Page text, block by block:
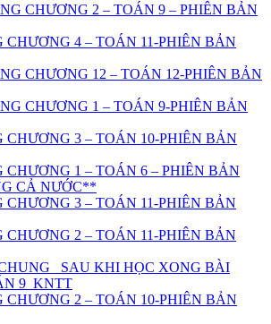
CHƯƠNG 2 – TOÁN 9 – PHIÊN BẢN
4 – TOÁN 11-PHIÊN BẢN
CHƯƠNG 12 – TOÁN 12-PHIÊN BẢN
CHƯƠNG 1 – TOÁN 9-PHIÊN BẢN
3 – TOÁN 10-PHIÊN BẢN
1 – TOÁN 6 – PHIÊN BẢN
CẢ NƯỚC**
3 – TOÁN 11-PHIÊN BẢN
2 – TOÁN 11-PHIÊN BẢN
SAU KHI HỌC XONG BÀI
9_KNTT
2 – TOÁN 10-PHIÊN BẢN